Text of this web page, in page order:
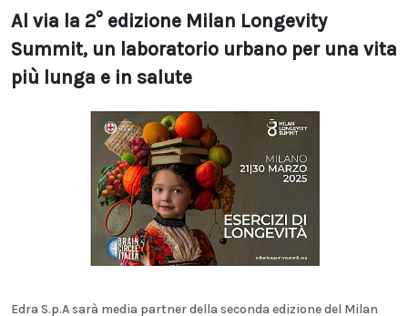
Al via la 2° edizione Milan Longevity
Summit, un laboratorio urbano per una vita
più lunga e in salute
Edra S.p.A sarà media partner della seconda edizione del Milan